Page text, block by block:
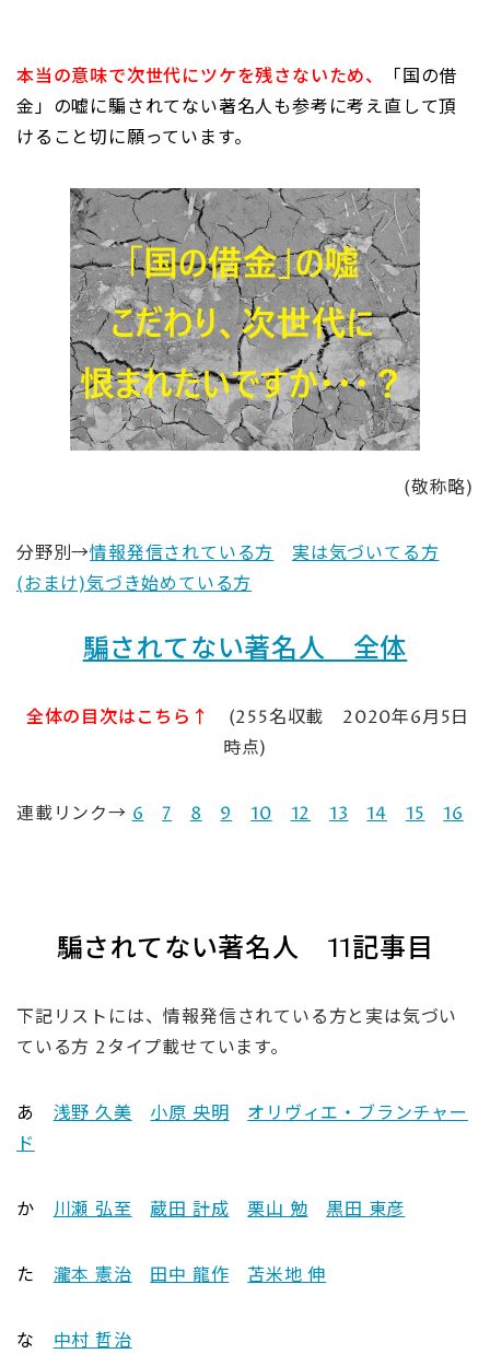
本当の意味で次世代にツケを残さないため、
「国の借
金」の嘘に騙されてない著名人も参考に考え直して頂
けること切に願っています。
(敬称略)
分野別→情報発信されている方
実は気づいてる方
(おまけ)気づき始めている方
騙されてない著名人 全体
全体の目次はこちら↑
(255名収載 2020年6月5日
時点)
連載リンク→ 6 7 8 9 10 12 13 14 15 16
騙されてない著名人 11記事目
下記リストには、情報発信されている方と実は気づい
ている方 2タイプ載せています。
あ 浅野 久美 小原 央明
オリヴィエ・ブランチャー
ド
か 川瀬 弘至 蔵田 計成 栗山 勉 黒田 東彦
た 瀧本 憲治 田中 龍作 苫米地 伸
な 中村 哲治